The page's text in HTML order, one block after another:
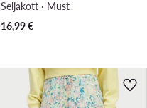
Seljakott · Must
16,99€